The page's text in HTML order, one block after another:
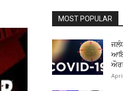
MOST POPULAR